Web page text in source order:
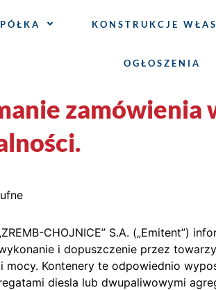
KONSTRUKCJE
OGŁOSZENIA
zamówienia
CHOJNICE” S.A. („Emitent”)
i dopuszczenie przez
Kontenery te odpowiednio
diesla lub dwupaliwowymi